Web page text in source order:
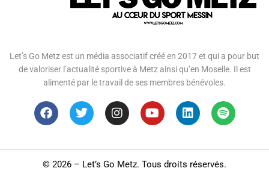
Let’s Go Metz est un média associatif créé en 2017 et qui a pour but
de valoriser l’actualité sportive à Metz ainsi qu’en Moselle. Il est
alimenté par le travail de ses membres bénévoles.
© 2026 – Let’s Go Metz. Tous droits réservés.